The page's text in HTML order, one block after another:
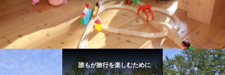
誰もが旅行を楽しむために